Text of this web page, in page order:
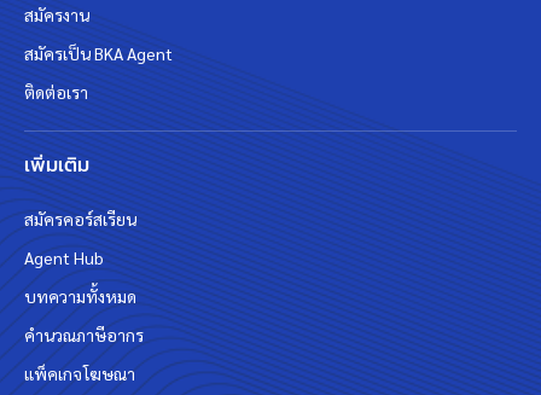
สมัครงาน
สมัครเป็น BKA Agent
ติดต่อเรา
เพิ่มเติม
สมัครคอร์สเรียน
Agent Hub
บทความทั้งหมด
คำนวณภาษีอากร
แพ็คเกจโฆษณา